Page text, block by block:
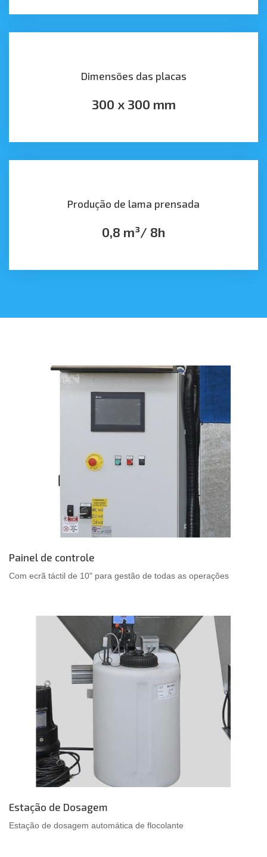
Dimensões das placas
300 x 300 mm
Produção de lama prensada
0,8 m³/ 8h
Painel de controle
Com ecrã táctil de 10" para gestão de todas as operações
Estação de Dosagem
Estação de dosagem automática de flocolante